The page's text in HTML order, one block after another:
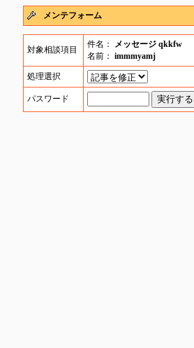
メンテフォーム
対象相談項目
件名：
メッセージ qkkfw
名前： immmyamj
処理選択
パスワード